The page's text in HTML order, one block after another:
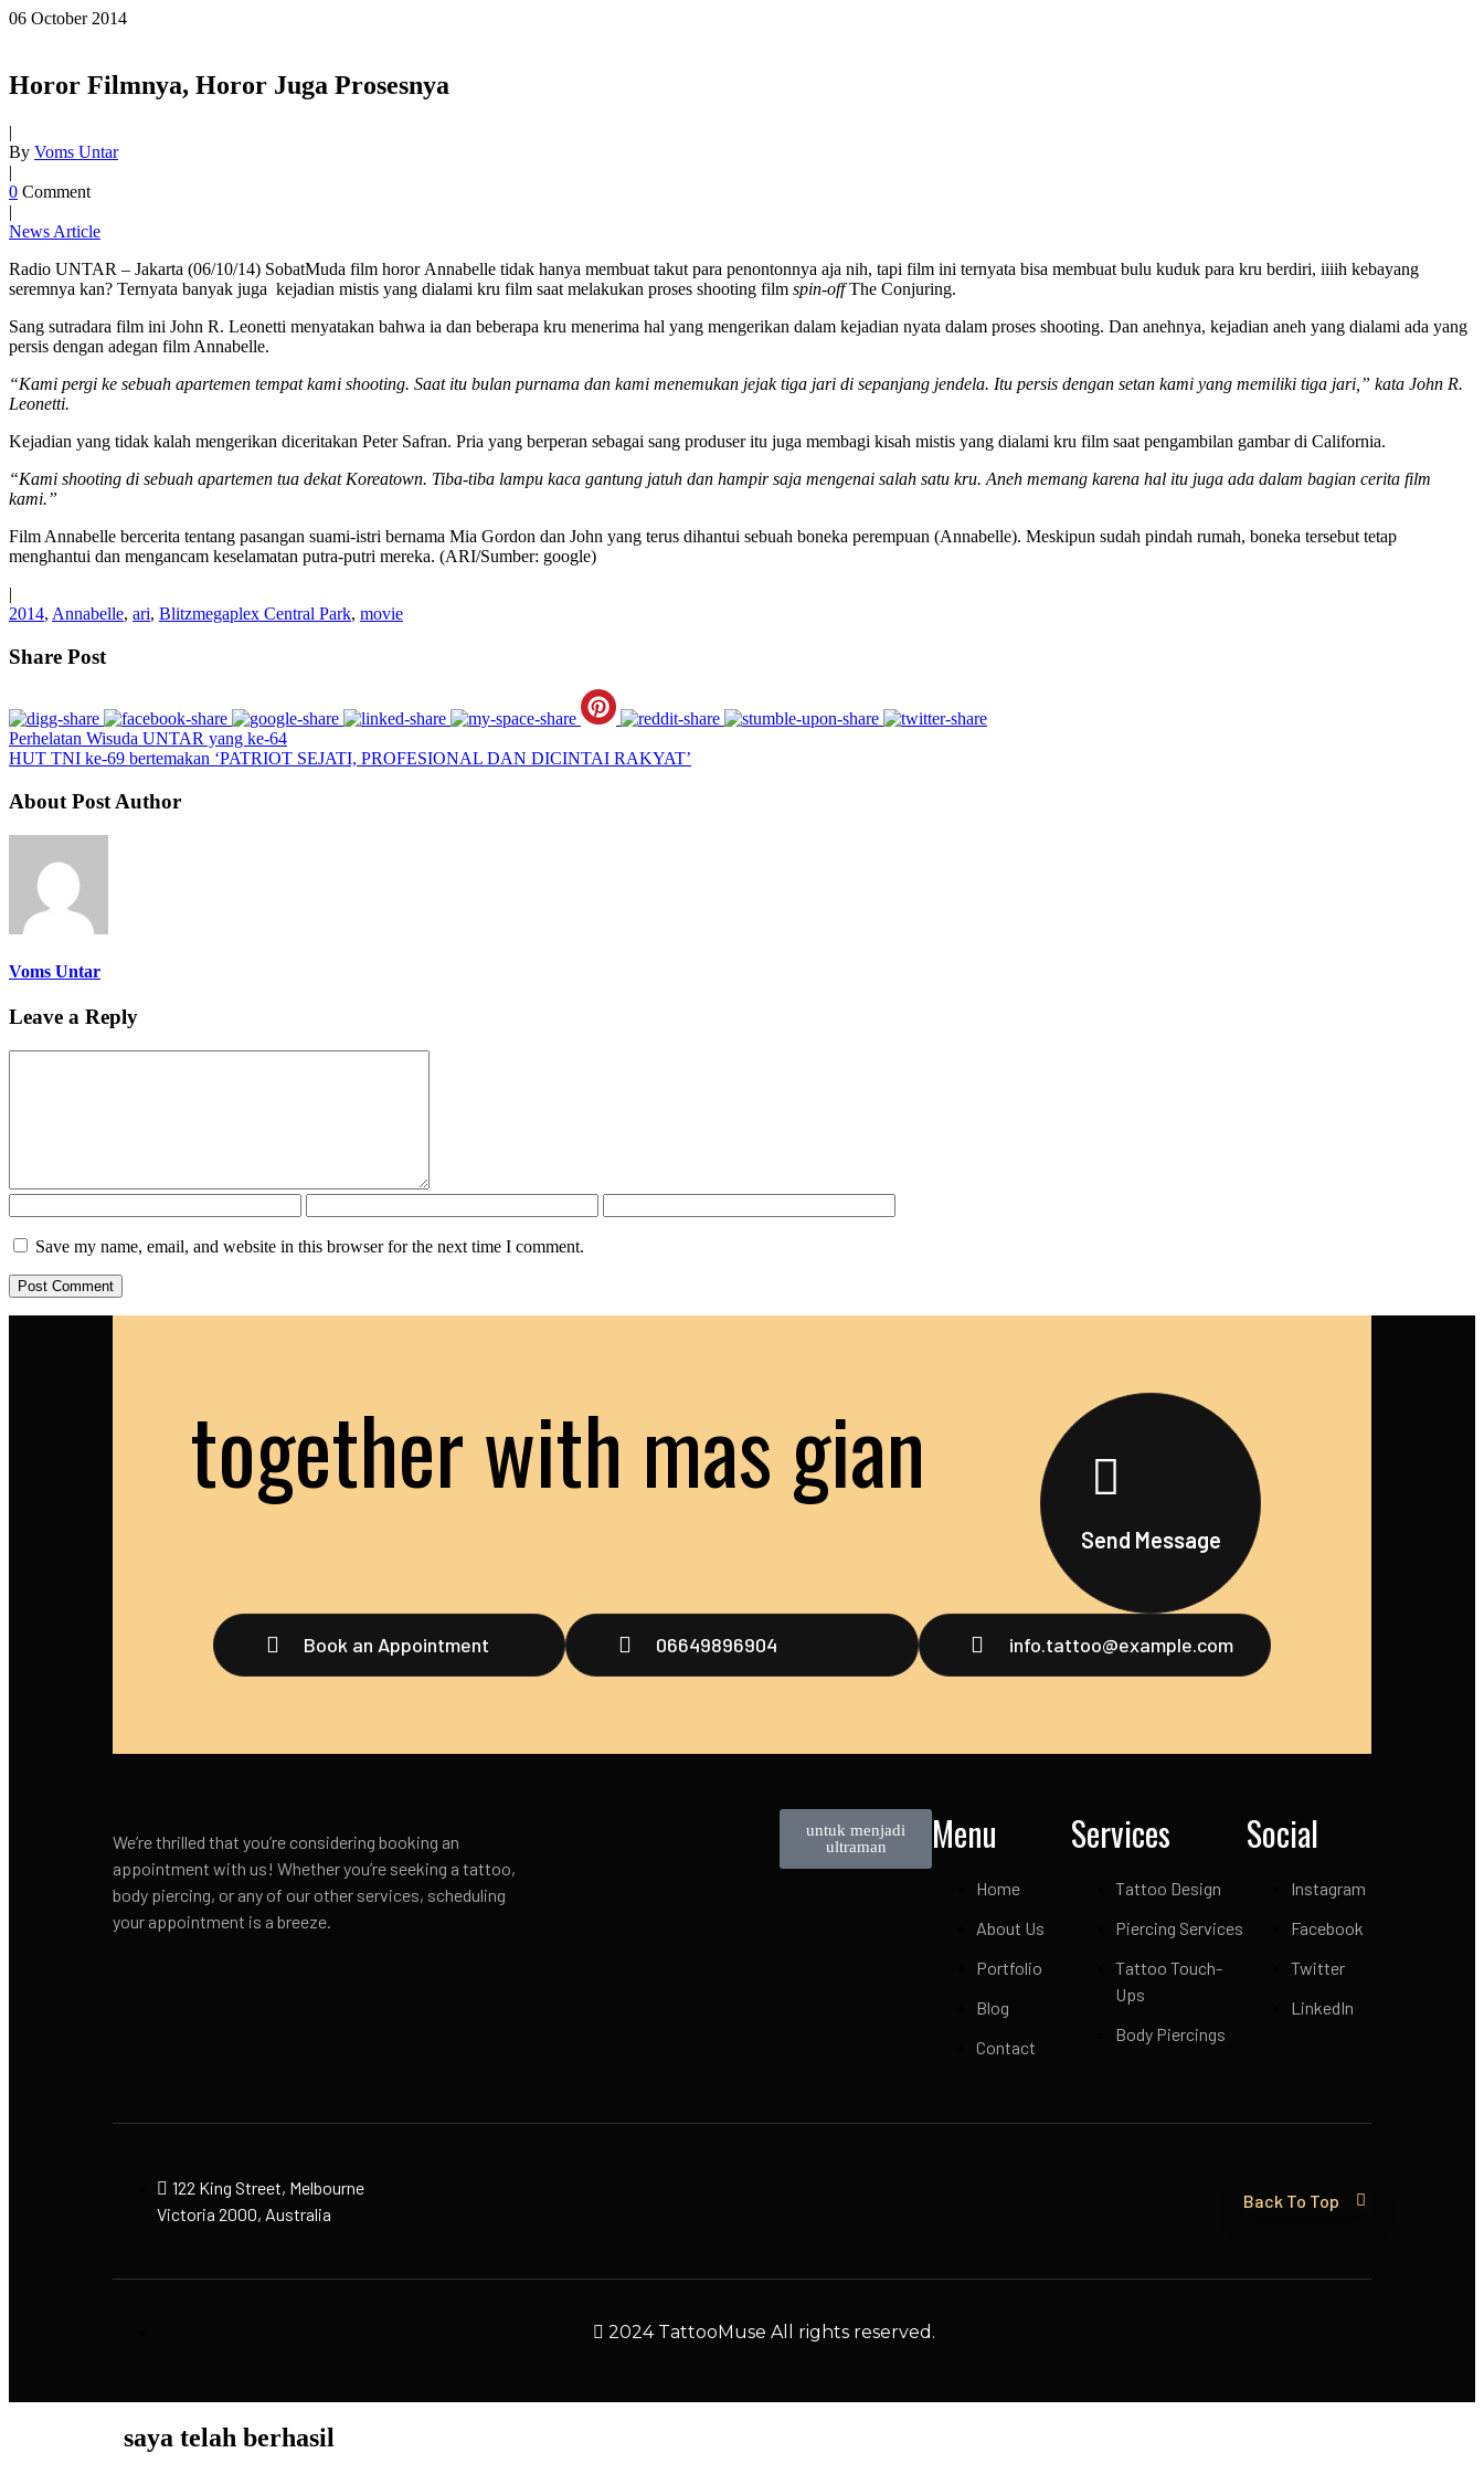
06 October 2014
Horor Filmnya, Horor Juga Prosesnya
|
By Voms Untar
|
0 Comment
|
News Article
Radio UNTAR – Jakarta (06/10/14) SobatMuda film horor Annabelle tidak hanya membuat takut para penontonnya aja nih, tapi film ini ternyata bisa membuat bulu kuduk para kru berdiri, iiiih kebayang
seremnya kan? Ternyata banyak juga kejadian mistis yang dialami kru film saat melakukan proses shooting film spin-offThe Conjuring.
Sang sutradara film ini John R. Leonetti menyatakan bahwa ia dan beberapa kru menerima hal yang mengerikan dalam kejadian nyata dalam proses shooting. Dan anehnya, kejadian aneh yang dialami ada yang
persis dengan adegan film Annabelle.
“Kami pergi ke sebuah apartemen tempat kami shooting. Saat itu bulan purnama dan kami menemukan jejak tiga jari di sepanjang jendela. Itu persis dengan setan kami yang memiliki tiga jari,” kata John R.
Leonetti.
Kejadian yang tidak kalah mengerikan diceritakan Peter Safran. Pria yang berperan sebagai sang produser itu juga membagi kisah mistis yang dialami kru film saat pengambilan gambar di California.
“Kami shooting di sebuah apartemen tua dekat Koreatown. Tiba-tiba lampu kaca gantung jatuh dan hampir saja mengenai salah satu kru. Aneh memang karena hal itu juga ada dalam bagian cerita film
kami.”
Film Annabelle bercerita tentang pasangan suami-istri bernama Mia Gordon dan John yang terus dihantui sebuah boneka perempuan (Annabelle). Meskipun sudah pindah rumah, boneka tersebut tetap
menghantui dan mengancam keselamatan putra-putri mereka. (ARI/Sumber: google)
|
2014, Annabelle, ari, Blitzmegaplex Central Park, movie
Share Post
Perhelatan Wisuda UNTAR yang ke-64
HUT TNI ke-69 bertemakan ‘PATRIOT SEJATI, PROFESIONAL DAN DICINTAI RAKYAT’
About Post Author
Voms Untar
Leave a Reply
Save my name, email, and website in this browser for the next time I comment.
together with mas gian
Send Message
Book an Appointment 06649896904 info.tattoo@example.com
We’re thrilled that you’re considering booking an
appointment with us! Whether you’re seeking a tattoo,
body piercing, or any of our other services, scheduling
your appointment is a breeze.
untuk menjadi
ultraman
Menu
Home
About Us
Portfolio
Blog
Contact
Services
Tattoo Design
Piercing Services
Tattoo Touch-
Ups
Body Piercings
Social
Instagram
Facebook
Twitter
LinkedIn
122 King Street, Melbourne
Victoria 2000, Australia
Back To Top
2024 TattooMuse All rights reserved.
saya telah berhasil